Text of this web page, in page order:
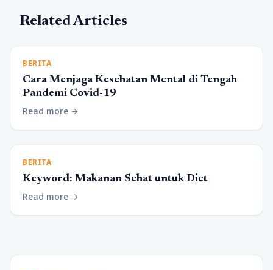
Related Articles
BERITA
Cara Menjaga Kesehatan Mental di Tengah
Pandemi Covid-19
Read more arrow_forward
BERITA
Keyword: Makanan Sehat untuk Diet
Read more arrow_forward